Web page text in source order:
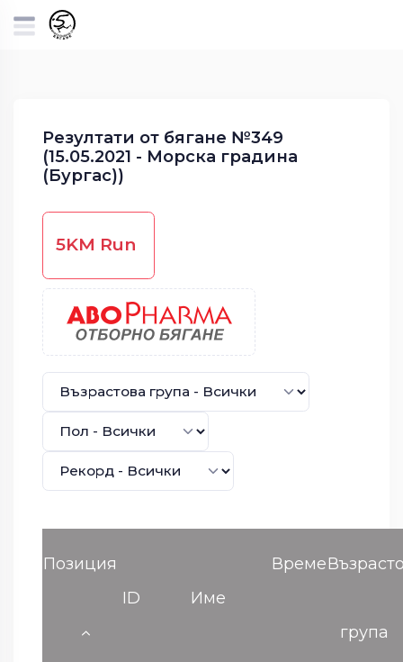
Резултати от бягане №349
(15.05.2021 - Морска градина
(Бургас))
5KM Run
Позиция
ID
Име
Време
група